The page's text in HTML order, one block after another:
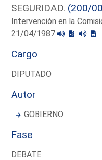
SEGURIDAD. (200/
Intervención en la
21/04/1987
Cargo
DIPUTADO
Autor
GOBIERNO
Fase
DEBATE